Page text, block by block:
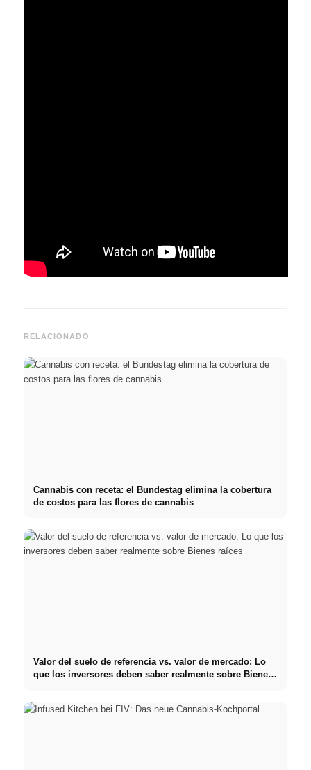
RELACIONADO
Cannabis con receta: el Bundestag elimina la cobertura
de costos para las flores de cannabis
Valor del suelo de referencia vs. valor de mercado: Lo
que los inversores deben saber realmente sobre Bienes